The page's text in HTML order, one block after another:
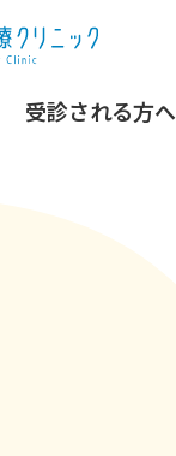
受診される方へ